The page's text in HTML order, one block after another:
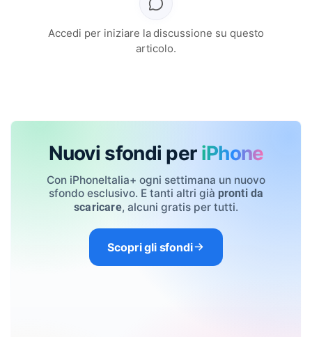
Accedi per iniziare la discussione su questo
articolo.
Nuovi sfondi per iPhone
Con iPhoneItalia+ ogni settimana un nuovo
sfondo esclusivo. E tanti altri già pronti da
scaricare, alcuni gratis per tutti.
Scopri gli sfondi